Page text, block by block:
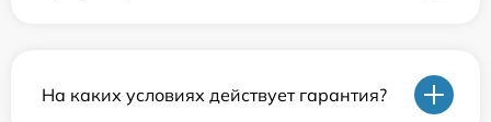
На каких условиях действует гарантия?